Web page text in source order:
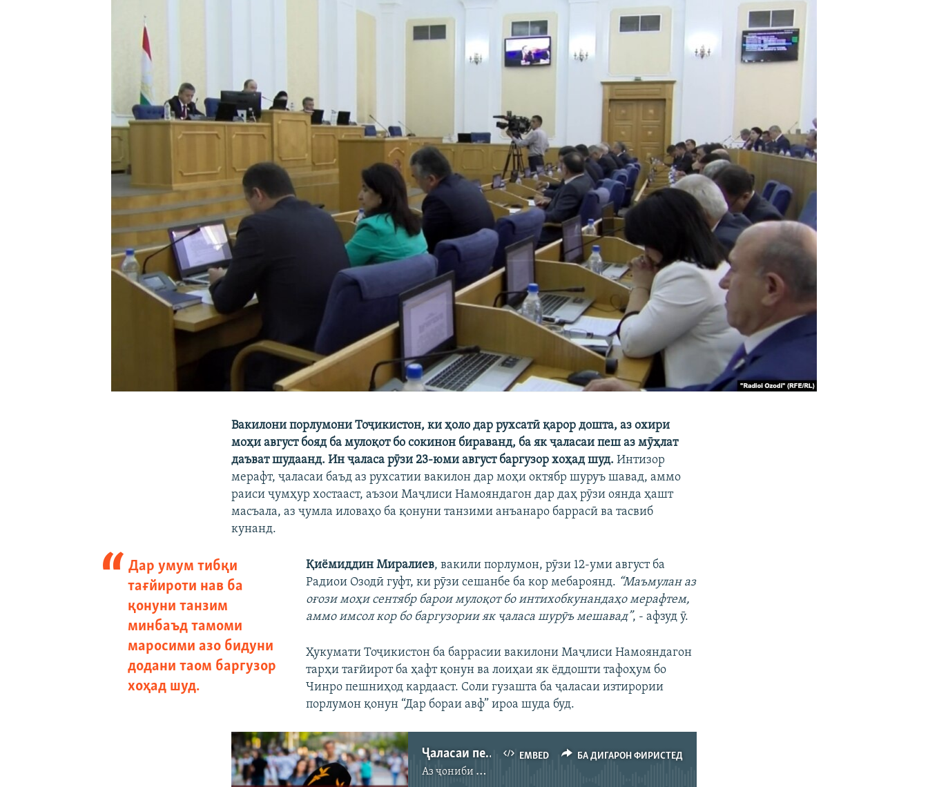
Вакилони порлумони Тоҷикистон, ки ҳоло дар рухсатӣ қарор дошта, аз охири
моҳи август бояд ба мулоқот бо сокинон бираванд, ба як ҷаласаи пеш аз мӯҳлат
даъват шудаанд. Ин ҷаласа рӯзи 23-юми август баргузор хоҳад шуд.Интизор
мерафт, ҷаласаи баъд аз рухсатии вакилон дар моҳи октябр шуруъ шавад, аммо
раиси ҷумҳур хостааст, аъзои Маҷлиси Намояндагон дар даҳ рӯзи оянда ҳашт
масъала, аз ҷумла иловаҳо ба қонуни танзими анъанаро баррасӣ ва тасвиб
кунанд.​
Дар умум тибқи
тағйироти нав ба
қонуни танзим
минбаъд тамоми
маросими азо бидуни
додани таом баргузор
хоҳад шуд.
Қиёмиддин Миралиев, вакили порлумон, рӯзи 12-уми август ба
Радиои Озодӣ гуфт, ки рӯзи сешанбе ба кор мебароянд. “Маъмулан аз
оғози моҳи сентябр барои мулоқот бо интихобкунандаҳо мерафтем,
аммо имсол кор бо баргузории як ҷаласа шурӯъ мешавад”, - афзуд ӯ.
Ҳукумати Тоҷикистон ба баррасии вакилони Маҷлиси Намояндагон
тарҳи тағйирот ба ҳафт қонун ва лоиҳаи як ёддошти тафоҳум бо
Чинро пешниҳод кардааст. Соли гузашта ба ҷаласаи изтирории
порлумон қонун “Дар бораи авф” ироа шуда буд.
EMBED БА ДИГАРОН ФИРИСТЕД
Ҷаласаи пеш аз мӯҳлати порлумон
А
з ҷониби
Радиои Озодӣ
Феълан кор намекунад